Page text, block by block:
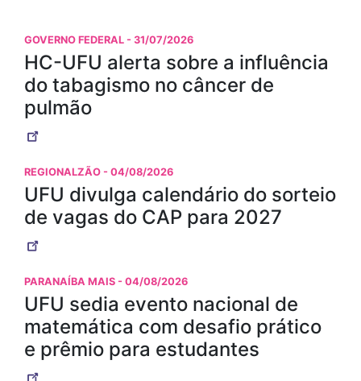
GOVERNO FEDERAL - 31/07/2026
HC-UFU alerta sobre a influência
do tabagismo no câncer de
pulmão
REGIONALZÃO - 04/08/2026
UFU divulga calendário do sorteio
de vagas do CAP para 2027
PARANAÍBA MAIS - 04/08/2026
UFU sedia evento nacional de
matemática com desafio prático
e prêmio para estudantes